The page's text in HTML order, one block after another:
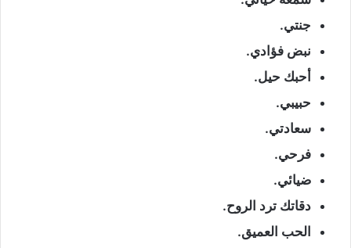
جنتي.
نبض فؤادي.
أحبك حيل.
حبيبي.
سعادتي.
فرحي.
ضيائي.
دقاتك ترد الروح.
الحب العميق.